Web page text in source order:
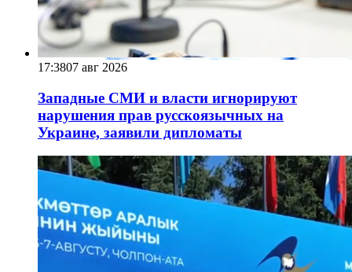
17:3807 авг 2026
Западные СМИ и власти игнорируют
нарушения прав русскоязычных на
Украине, заявили дипломаты